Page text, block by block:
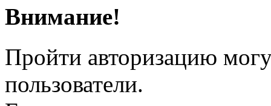
Внимание!
Пройти авторизацию
пользователи.